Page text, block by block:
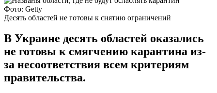
Фото: Getty
Десять областей не готовы к снятию ограничений
В Украине десять областей оказались
не готовы к смягчению карантина из-
за несоответствия всем критериям
правительства.